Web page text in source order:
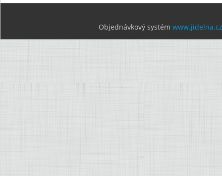
Objednávkový systém www.jidelna.cz